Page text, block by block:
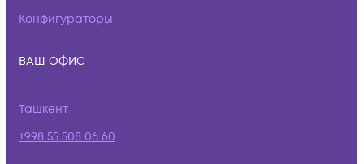
Конфигураторы
ВАШ ОФИС
Ташкент
+998 55 508 06 60